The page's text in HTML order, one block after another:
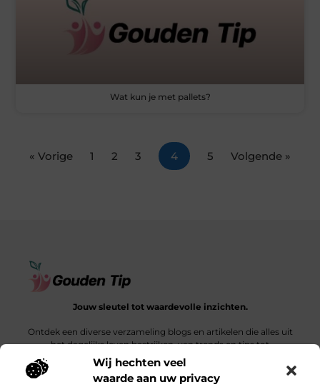
Wij hechten veel
waarde aan uw privacy
Wat kun je met pallets?
« Vorige 1 2 3 4 5 Volgende »
Jouw sleutel tot waardevolle inzichten.
Ontdek een diverse verzameling blogs en artikelen die alles uit
het dagelijks leven bestrijken, van trends en tips tot
diepgaande verhalen.
Bericht categorie